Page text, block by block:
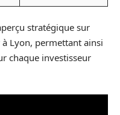
stratégique sur
Lyon, permettant ainsi
chaque investisseur